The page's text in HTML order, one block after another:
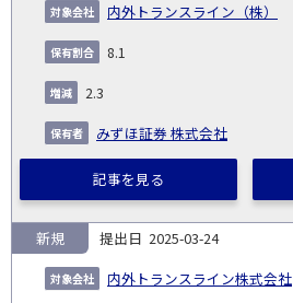
内外トランスライン（株）
8.1
2.3
みずほ証券 株式会社
記事を見る
2025-03-24
内外トランスライン株式会社
新規